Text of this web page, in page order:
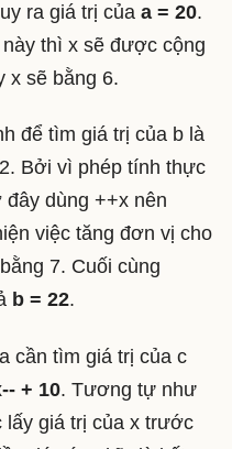
ra giá trị của a = 20.
thì x sẽ được cộng
x sẽ bằng 6.
để tìm giá trị của b là
Bởi vì phép tính thực
dùng ++x nên
việc tăng đơn vị cho
7. Cuối cùng
b = 22.
cần tìm giá trị của c
+ 10. Tương tự như
lấy giá trị của x trước